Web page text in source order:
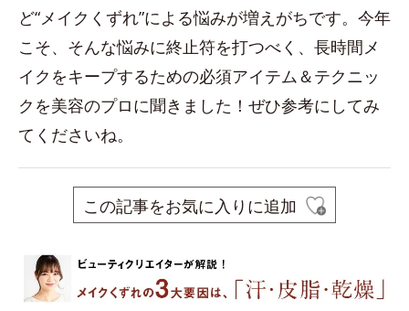
ど“メイクくずれ”による悩みが増えがちです。今年
こそ、そんな悩みに終止符を打つべく、長時間メ
イクをキープするための必須アイテム＆テクニッ
クを美容のプロに聞きました！ぜひ参考にしてみ
てくださいね。
この記事をお気に入りに追加